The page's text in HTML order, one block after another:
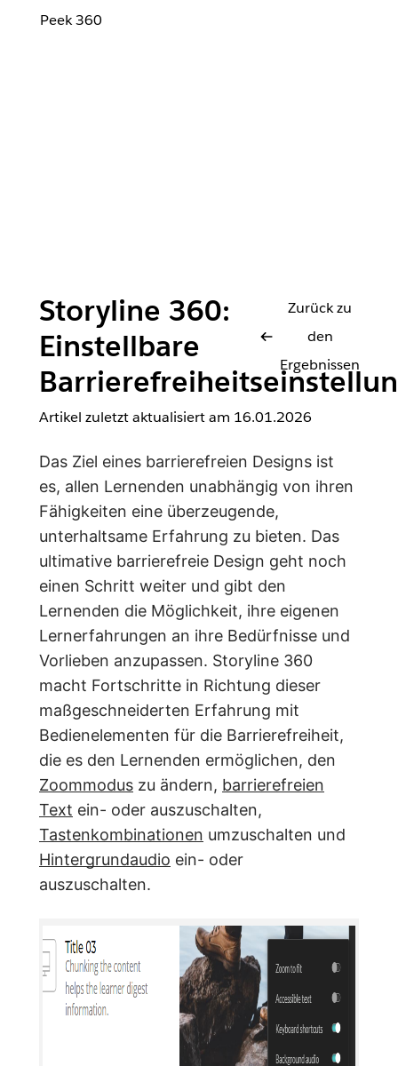
Peek 360
Storyline 360:
Einstellbare
Zurück zu
den
Ergebnissen
Artikel zuletzt aktualisiert am 16.01.2026
Das Ziel eines barrierefreien Designs ist
es, allen Lernenden unabhängig von ihren
Fähigkeiten eine überzeugende,
unterhaltsame Erfahrung zu bieten. Das
ultimative barrierefreie Design geht noch
einen Schritt weiter und gibt den
Lernenden die Möglichkeit, ihre eigenen
Lernerfahrungen an ihre Bedürfnisse und
Vorlieben anzupassen. Storyline 360
macht Fortschritte in Richtung dieser
maßgeschneiderten Erfahrung mit
Bedienelementen für die Barrierefreiheit,
die es den Lernenden ermöglichen, den
Zoommodus zu ändern, barrierefreien
Text ein- oder auszuschalten,
Tastenkombinationen umzuschalten und
Hintergrundaudio ein- oder
auszuschalten.